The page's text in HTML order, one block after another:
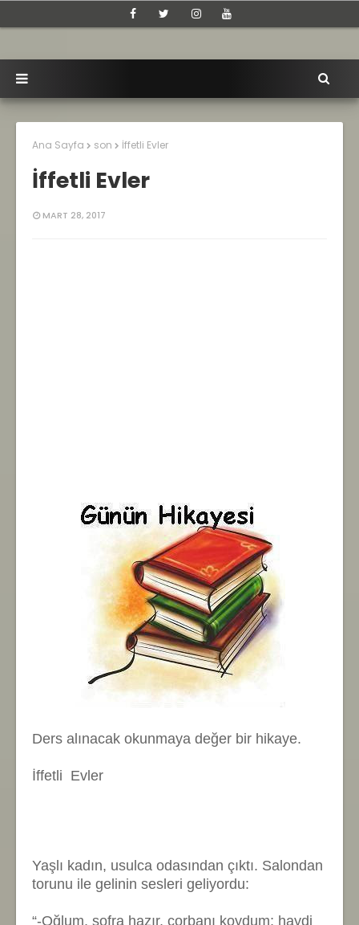
Ana Sayfa son İffetli Evler
İffetli Evler
MART 28, 2017
Ders alınacak okunmaya değer bir hikaye.
İffetli Evler
Yaşlı kadın, usulca odasından çıktı. Salondan
torunu ile gelinin sesleri geliyordu:
“-Oğlum, sofra hazır, çorbanı koydum; haydi